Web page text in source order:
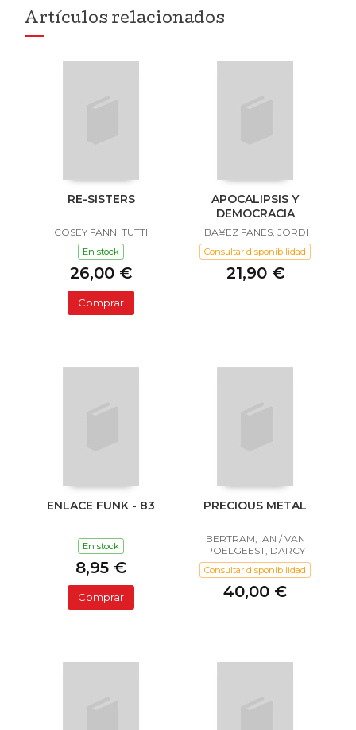
Artículos relacionados
RE-SISTERS
COSEY FANNI TUTTI
En stock
26,00 €
Comprar
APOCALIPSIS Y
DEMOCRACIA
IBA¥EZ FANES, JORDI
Consultar disponibilidad
21,90 €
ENLACE FUNK - 83
En stock
8,95 €
Comprar
PRECIOUS METAL
BERTRAM, IAN / VAN
POELGEEST, DARCY
Consultar disponibilidad
40,00 €